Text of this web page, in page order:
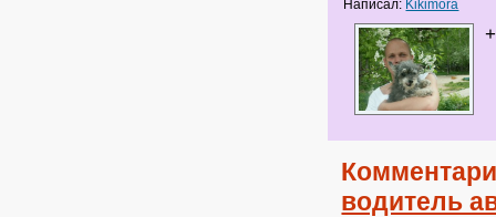
Написал: Kikimora
водитель